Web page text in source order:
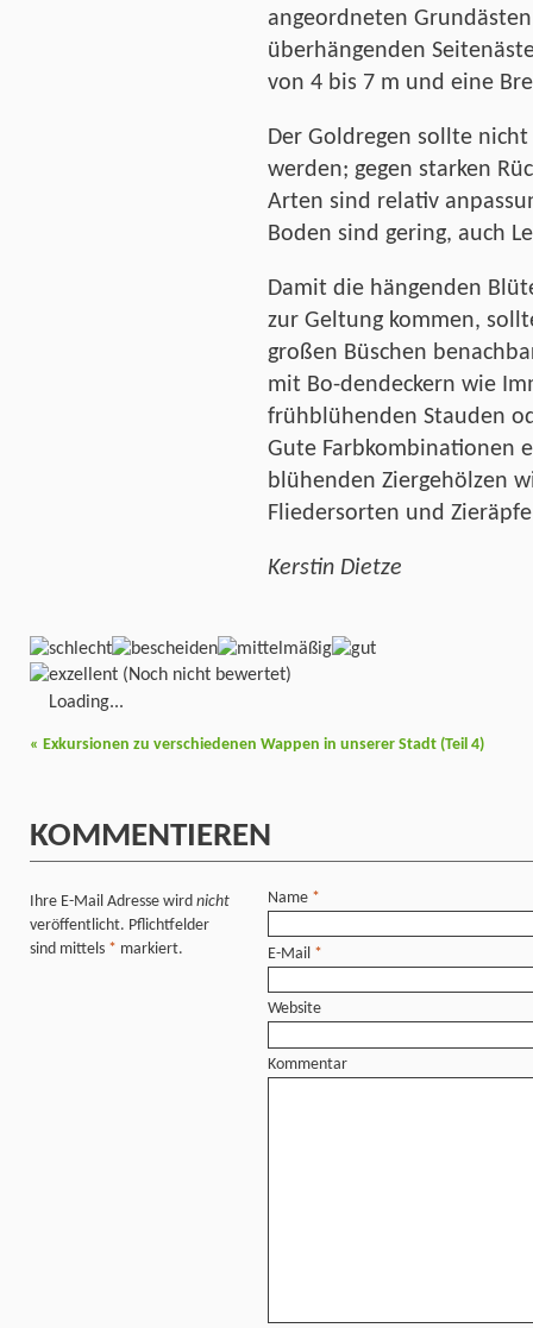
angeordneten
überhängenden
von 4 bis 7 m und eine
Der Goldregen sollte
werden; gegen starken
Arten sind relativ
Boden sind gering, auch
Damit die hängenden
zur Geltung kommen,
großen Büschen
mit Bo-dendeckern wie
frühblühenden Stauden
Gute Farbkombinationen
blühenden Ziergehölzen
Fliedersorten und
Kerstin Dietze
(Noch nicht bewertet)
Loading...
« Exkursionen zu verschiedenen Wappen in unserer Stadt (Teil 4)
KOMMENTIEREN
Ihre E-Mail Adresse wird nicht
veröffentlicht. Pflichtfelder
sind mittels * markiert.
Name *
E-Mail *
Website
Kommentar